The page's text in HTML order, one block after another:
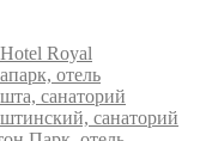
Royal
отель
санаторий
санаторий